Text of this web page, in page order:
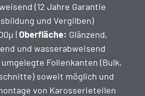
(12 Jahre Garantie
und Vergilben)
| Ober­fläche: Glänzend,
und wasserabweisend
umgelegte Folienkan­ten (Bulk,
soweit möglich und
von Karosserieteilen